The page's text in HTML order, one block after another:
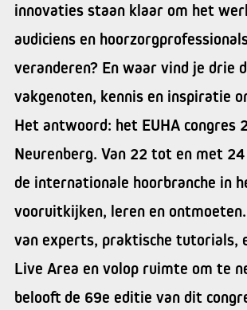
innovaties staan klaar om het
audiciens en
veranderen? En waar vind je drie
vakgenoten, kennis en inspiratie
Het antwoord: het EUHA congres
Neurenberg. Van 22 tot en met
de internationale hoorbranche in
vooruitkijken, leren en
van experts, praktische tutorials,
Live Area en volop ruimte om te
belooft de 69e editie van dit